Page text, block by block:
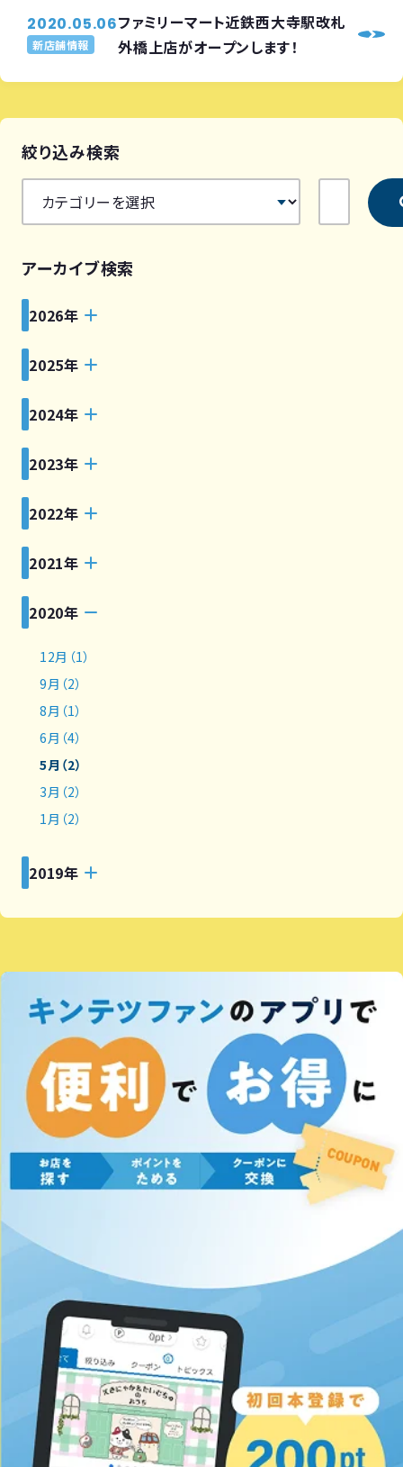
2020.05.06
新店舗情報
ファミリーマート近鉄西大寺駅改札
外橋上店がオープンします！
絞り込み検索
アーカイブ検索
2026年
2025年
2024年
2023年
2022年
2021年
2020年
12月（1）
9月（2）
8月（1）
6月（4）
5月（2）
3月（2）
1月（2）
2019年